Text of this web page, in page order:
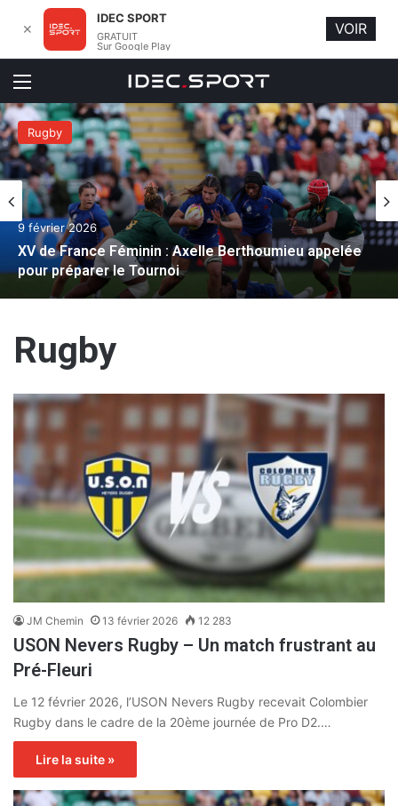
Menu
Rugby
9 février 2026
XV de France Féminin : Axelle Berthoumieu appelée
pour préparer le Tournoi
Rugby
JM Chemin 13 février 2026 12 283
USON Nevers Rugby – Un match frustrant au
Pré-Fleuri
Le 12 février 2026, l’USON Nevers Rugby recevait Colombier
Rugby dans le cadre de la 20ème journée de Pro D2.…
Lire la suite »
✕
IDEC SPORT
GRATUIT
Sur Google Play
VOIR